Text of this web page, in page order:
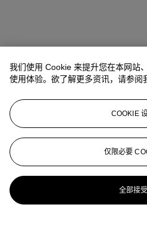
我们使用 Cookie 来提升您在本网站
使用体验。欲了解更多资讯，请参阅
COOKIE
仅限必要
全部接受